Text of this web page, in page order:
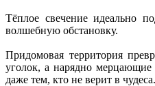
Тёплое свечение идеально
волшебную обстановку.
Придомовая территория
уголок, а нарядно мерцающие
даже тем, кто не верит в чудеса.